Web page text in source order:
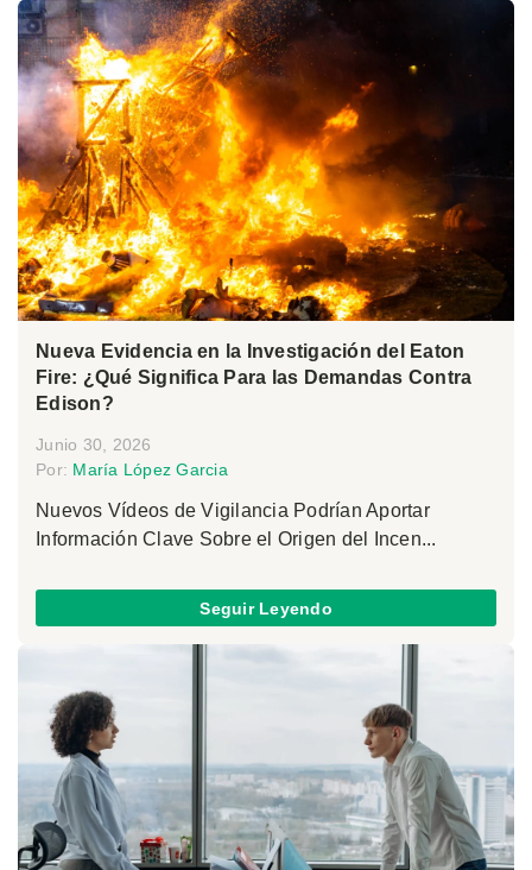
Nueva Evidencia en la Investigación del Eaton
Fire: ¿Qué Significa Para las Demandas Contra
Edison?
Junio 30, 2026
Por: María López Garcia
Nuevos Vídeos de Vigilancia Podrían Aportar
Información Clave Sobre el Origen del Incen...
Seguir Leyendo